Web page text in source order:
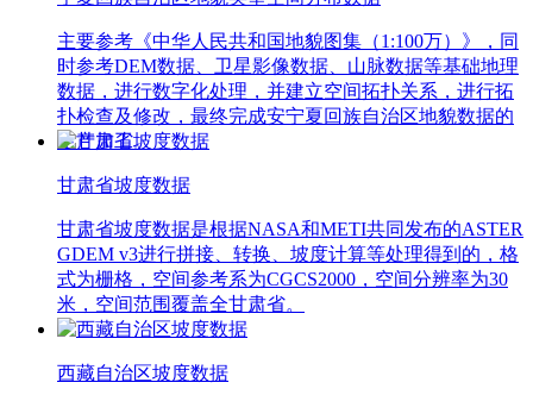
主要参考《中华人民共和国地貌图集（1:100万）》，同
时参考DEM数据、卫星影像数据、山脉数据等基础地理
数据，进行数字化处理，并建立空间拓扑关系，进行拓
扑检查及修改，最终完成安宁夏回族自治区地貌数据的
生产加工。
甘肃省坡度数据
甘肃省坡度数据是根据NASA和METI共同发布的ASTER
GDEM v3进行拼接、转换、坡度计算等处理得到的，格
式为栅格，空间参考系为CGCS2000，空间分辨率为30
米，空间范围覆盖全甘肃省。
西藏自治区坡度数据